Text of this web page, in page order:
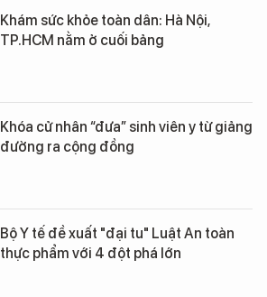
Khám sức khỏe toàn dân: Hà Nội,
TP.HCM nằm ở cuối bảng
Khóa cử nhân “đưa” sinh viên y từ giảng
đường ra cộng đồng
Bộ Y tế đề xuất "đại tu" Luật An toàn
thực phẩm với 4 đột phá lớn